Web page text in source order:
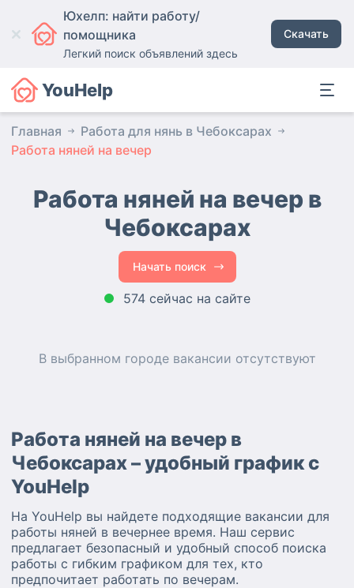
Юхелп: найти работу/
помощника
Легкий поиск объявлений здесь
Скачать
YouHelp
Главная
Работа для нянь в Чебоксарах
Работа няней на вечер
Работа няней на вечер в
Чебоксарах
Начать поиск
574 сейчас на сайте
В выбранном городе вакансии отсутствуют
Работа няней на вечер в
Чебоксарах – удобный график с
YouHelp
На YouHelp вы найдете подходящие вакансии для
работы няней в вечернее время. Наш сервис
предлагает безопасный и удобный способ поиска
работы с гибким графиком для тех, кто
предпочитает работать по вечерам.